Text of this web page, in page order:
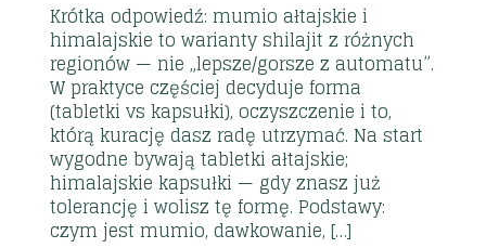
Krótka odpowiedź: mumio ałtajskie i
himalajskie to warianty shilajit z różnych
regionów — nie „lepsze/gorsze z automatu”.
W praktyce częściej decyduje forma
(tabletki vs kapsułki), oczyszczenie i to,
którą kurację dasz radę utrzymać. Na start
wygodne bywają tabletki ałtajskie;
himalajskie kapsułki — gdy znasz już
tolerancję i wolisz tę formę. Podstawy:
czym jest mumio, dawkowanie, […]